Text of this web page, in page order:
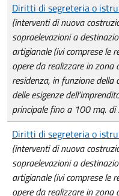
Diritti di segreteria o
(interventi di nuova
sopraelevazioni a
artigianale (ivi comprese le
opere da realizzare in zona
residenza, in funzione della
delle esigenze
principale fino a 100 mq. di
Diritti di segreteria o
(interventi di nuova
sopraelevazioni a
artigianale (ivi comprese le
opere da realizzare in zona